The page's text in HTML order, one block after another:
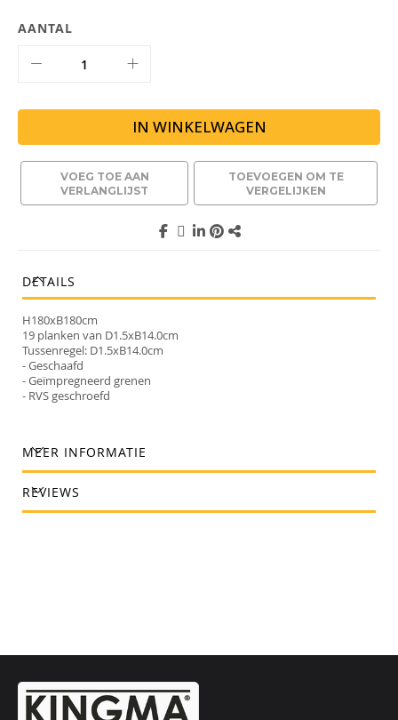
AANTAL
IN WINKELWAGEN
VOEG TOE AAN
VERLANGLIJST
TOEVOEGEN OM TE
VERGELIJKEN
DETAILS
H180xB180cm
19 planken van D1.5xB14.0cm
Tussenregel: D1.5xB14.0cm
- Geschaafd
- Geïmpregneerd grenen
- RVS geschroefd
MEER INFORMATIE
REVIEWS